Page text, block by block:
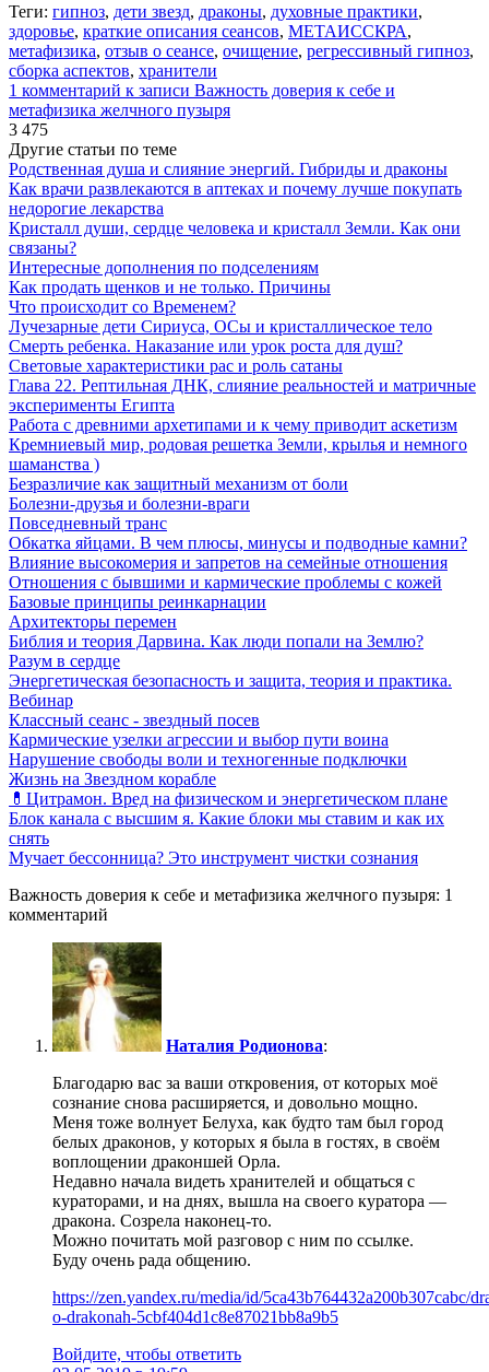
Теги: гипноз, дети звезд, драконы, духовные практики,
здоровье, краткие описания сеансов, МЕТАИССКРА,
метафизика, отзыв о сеансе, очищение, регрессивный гипноз,
сборка аспектов, хранители
1 комментарий к записи Важность доверия к себе и
метафизика желчного пузыря
3 475
Другие статьи по теме
Родственная душа и слияние энергий. Гибриды и драконы
Как врачи развлекаются в аптеках и почему лучше покупать
недорогие лекарства
Кристалл души, сердце человека и кристалл Земли. Как они
связаны?
Интересные дополнения по подселениям
Как продать щенков и не только. Причины
Что происходит со Временем?
Лучезарные дети Сириуса, ОСы и кристаллическое тело
Смерть ребенка. Наказание или урок роста для душ?
Световые характеристики рас и роль сатаны
Глава 22. Рептильная ДНК, слияние реальностей и матричные
эксперименты Египта
Работа с древними архетипами и к чему приводит аскетизм
Кремниевый мир, родовая решетка Земли, крылья и немного
шаманства )
Безразличие как защитный механизм от боли
Болезни-друзья и болезни-враги
Повседневный транс
Обкатка яйцами. В чем плюсы, минусы и подводные камни?
Влияние высокомерия и запретов на семейные отношения
Отношения с бывшими и кармические проблемы с кожей
Базовые принципы реинкарнации
Архитекторы перемен
Библия и теория Дарвина. Как люди попали на Землю?
Разум в сердце
Энергетическая безопасность и защита, теория и практика.
Вебинар
Классный сеанс - звездный посев
Кармические узелки агрессии и выбор пути воина
Нарушение свободы воли и техногенные подключки
Жизнь на Звездном корабле
💊Цитрамон. Вред на физическом и энергетическом плане
Блок канала с высшим я. Какие блоки мы ставим и как их
снять
Мучает бессонница? Это инструмент чистки сознания
Важность доверия к себе и метафизика желчного пузыря: 1
комментарий
Наталия Родионова:
Благодарю вас за ваши откровения, от которых моё
сознание снова расширяется, и довольно мощно.
Меня тоже волнует Белуха, как будто там был город
белых драконов, у которых я была в гостях, в своём
воплощении драконшей Орла.
Недавно начала видеть хранителей и общаться с
кураторами, и на днях, вышла на своего куратора —
дракона. Созрела наконец-то.
Можно почитать мой разговор с ним по ссылке.
Буду очень рада общению.
https://zen.yandex.ru/media/id/5ca43b764432a200b307cabc/
o-drakonah-5cbf404d1c8e87021bb8a9b5
Войдите, чтобы ответить